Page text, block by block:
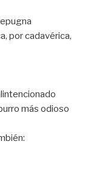
por cadavérica,
más odioso